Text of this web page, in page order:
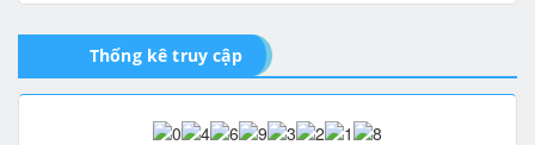
Thống kê truy cập